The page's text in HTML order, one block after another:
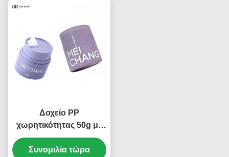
Δοχείο PP
χωρητικότητας 50g με
μηχανισμό
περιστροφής για
Συνομιλία τώρα